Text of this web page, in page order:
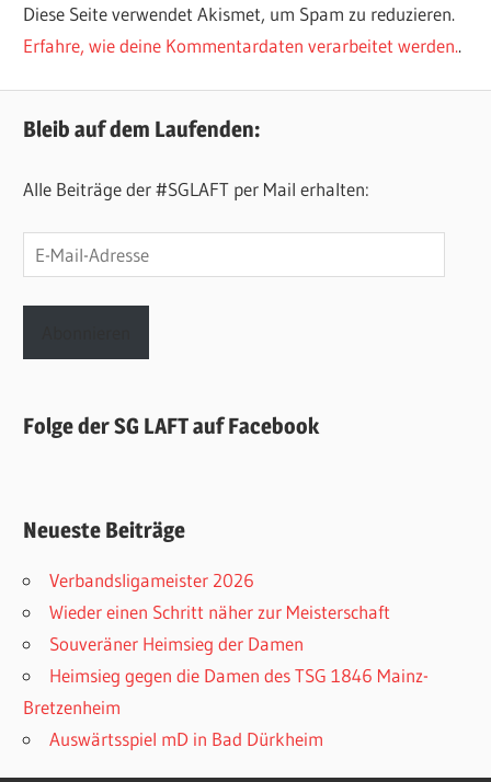
Diese Seite verwendet Akismet, um Spam zu reduzieren.
Erfahre, wie deine Kommentardaten verarbeitet werden..
Bleib auf dem Laufenden:
Alle Beiträge der #SGLAFT per Mail erhalten:
E-
Mail-
Adresse
Folge der SG LAFT auf Facebook
Neueste Beiträge
Verbandsligameister 2026
Wieder einen Schritt näher zur Meisterschaft
Souveräner Heimsieg der Damen
Heimsieg gegen die Damen des TSG 1846 Mainz-
Bretzenheim
Auswärtsspiel mD in Bad Dürkheim